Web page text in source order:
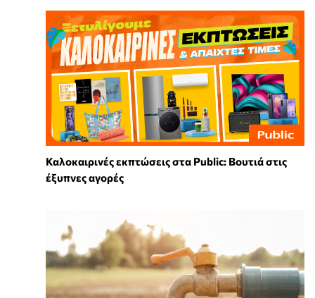
Καλοκαιρινές εκπτώσεις στα Public: Βουτιά στις
έξυπνες αγορές